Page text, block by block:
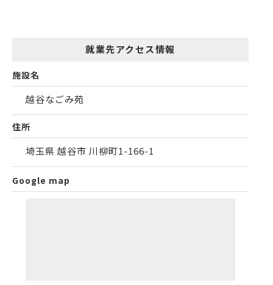
就業先アクセス情報
施設名
越谷なごみ苑
住所
埼玉県 越谷市 川柳町1-166-1
Google map